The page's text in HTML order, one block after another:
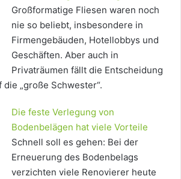
Großformatige Fliesen waren noch
nie so beliebt, insbesondere in
Firmengebäuden, Hotellobbys und
Geschäften. Aber auch in
Privaträumen fällt die Entscheidung
„große Schwester“.
Die feste Verlegung von
Bodenbelägen hat viele Vorteile
Schnell soll es gehen: Bei der
Erneuerung des Bodenbelags
verzichten viele Renovierer heute